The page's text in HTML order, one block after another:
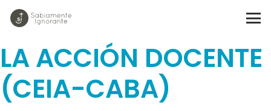
CONTEMPLATIVOS EN
LA ACCIÓN DOCENTE
(CEIA-CABA)